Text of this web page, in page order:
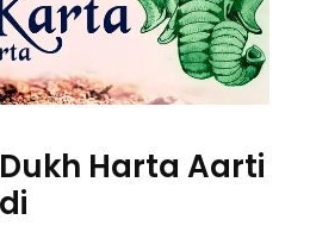
Harta Aarti